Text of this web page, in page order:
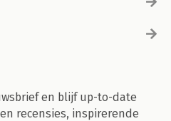
en blijf up-to-date
recensies, inspirerende